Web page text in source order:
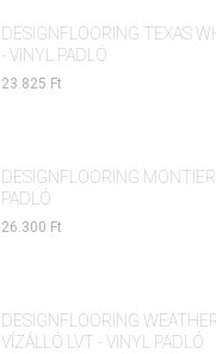
DESIGNFLOORING TEXAS
- VINYL PADLÓ
23.825 Ft
DESIGNFLOORING
PADLÓ
26.300 Ft
DESIGNFLOORING
VÍZÁLLÓ LVT - VINYL PADLÓ